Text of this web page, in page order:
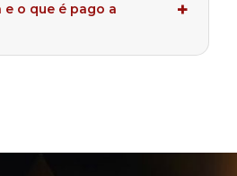
o que é pago a